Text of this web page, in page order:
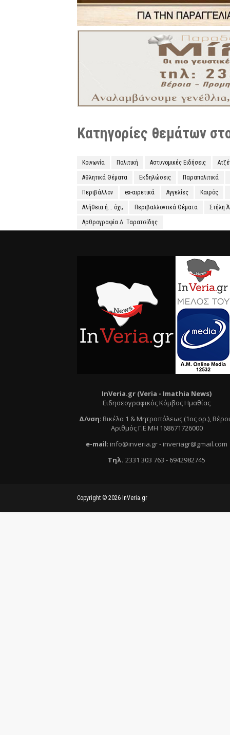
Κατηγορίες θεμάτων
Κοινωνία Πολιτική Αστυνομικές Ειδήσεις
Αθλητικά Θέματα Εκδηλώσεις Παραπολιτικά
Περιβάλλον ex-αιρετικά Αγγελίες Καιρός
Αλήθεια ή... όχι; Περιβαλλοντικά Θέματα Στήλη
Αρθρογραφία Δ. Ταρατσίδης
InVeria.gr (Veria - Ιmathia News)
Ειδησεογραφικός Κόμβος Ημαθίας
Δ/νση: Βικέλα 1 & Μητροπόλεως (1ος ορ.),
Αριθμός Γ.Ε.ΜΗ 168671726000
e-mail: info@inveria.gr- inveriagr@gmail.com
Τηλ. 2331 303 763 - 6942982745
Copyright © 2026 InVeria.gr